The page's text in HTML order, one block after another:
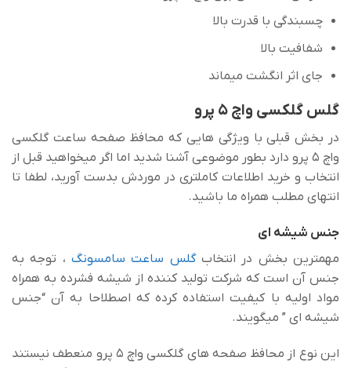
چسبندگی با قدرت بالا
شفافیت بالا
جای اثر انگشت میماند
گلس گلکسی واچ ۵ پرو
در بخش قبلی با ویژگی هایی که محافظ صفحه ساعت گلکسی
واچ 5 پرو دارد بطور موضوعی آشنا شدید اما اگر میخواهید قبل از
انتخاب و خرید اطلاعات کاملتری در موردش بدست آورید، لطفا تا
انتهای مطلب همراه ما باشید.
جنس شیشه ای
مهمترین بخش در انتخابگلس ساعت سامسونگ ، توجه به
جنس آن است که شرکت تولید کننده از شیشه فشرده به همراه
مواد اولیه با کیفیت استفاده کرده که اصطلاحا به آن “جنس
شیشه ای ” میگویند.
این نوع از محافظ صفحه های گلکسی واچ 5 پرو منعطف نیستند